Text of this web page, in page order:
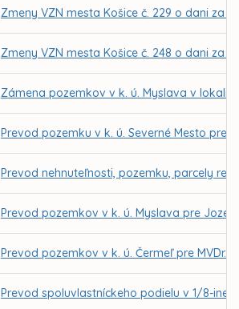
Zmeny VZN mesta Košice č. 229 o dani za
Zmeny VZN mesta Košice č. 248 o dani za
Zámena pozemkov v k. ú. Myslava v
Prevod pozemku v k. ú. Severné Mesto pre
Prevod nehnuteľnosti, pozemku, parcely
Prevod pozemkov v k. ú. Myslava pre
Prevod pozemkov v k. ú. Čermeľ pre
Prevod spoluvlastníckeho podielu v 1/8-ine